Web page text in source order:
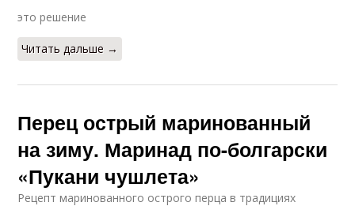
это решение
Читать дальше →
Перец острый маринованный
на зиму. Маринад по-болгарски
«Пукани чушлета»
Рецепт маринованного острого перца в традициях